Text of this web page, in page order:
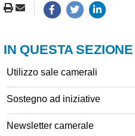
IN QUESTA SEZIONE
Utilizzo sale camerali
Sostegno ad iniziative
Newsletter camerale